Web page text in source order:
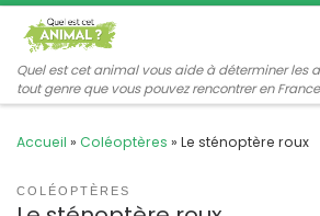
Passer au contenu
Quel est cet animal vous aide à déterminer les
tout genre que vous pouvez rencontrer en
Accueil » Coléoptères » Le sténoptère roux
COLÉOPTÈRES